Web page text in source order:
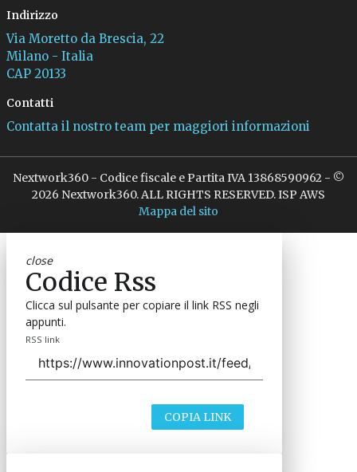
Indirizzo
Via Moretto da Brescia, 22
Milano - Italia
CAP 20133
Contatti
Contatta il nostro team per maggiori informazioni
Nextwork360 - Codice fiscale e Partita IVA 13868590962 - ©
2026 Nextwork360. ALL RIGHTS RESERVED. ISP AWS
Mappa del sito
close
Codice Rss
Clicca sul pulsante per copiare il link RSS negli
appunti.
RSS link
COPIA LINK